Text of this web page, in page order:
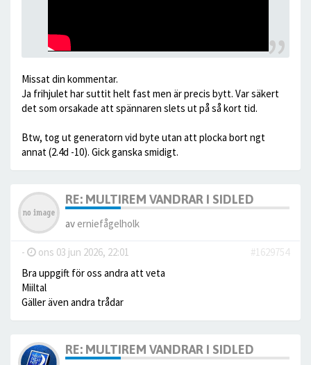
Missat din kommentar.
Ja frihjulet har suttit helt fast men är precis bytt. Var säkert
det som orsakade att spännaren slets ut på så kort tid.
Btw, tog ut generatorn vid byte utan att plocka bort ngt
annat (2.4d -10). Gick ganska smidigt.
RE: MULTIREM VANDRAR I SIDLED
av erniefågelholk
- ons 03 jun 2026, 22:01
#1629754
Bra uppgift för oss andra att veta
Miiltal
Gäller även andra trådar
RE: MULTIREM VANDRAR I SIDLED